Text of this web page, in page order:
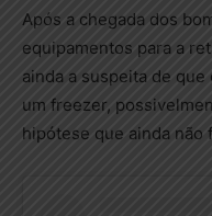
Após a chegada dos
equipamentos para a
ainda a suspeita de
um freezer,
hipótese que ainda